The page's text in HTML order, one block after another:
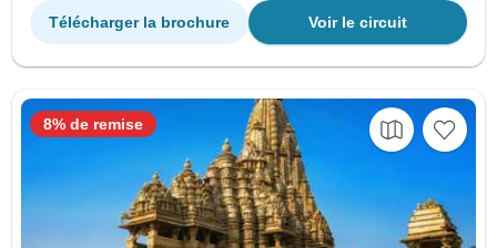
Voir le circuit
Télécharger la brochure
8% de remise